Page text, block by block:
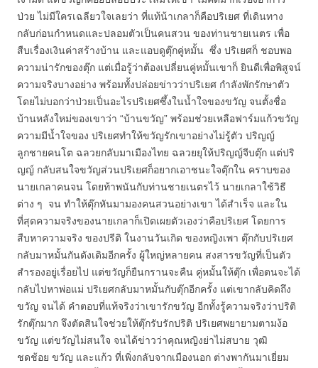
ป่วย ไม่มีใครเฉลียวใจเลยว่า ที่แท้น้าเกลาก็คือปริเยศ ที่เดินทาง
กลับก่อนกำหนดและปลอมตัวเป็นคนสวน ของท่านชายเนตร เพื่อ
สืบเรื่องเงินค่าสร้างบ้าน และแอบดูตุ๊กคู่หมั้น ซึ่ง ปริเยศก็ ชอบพอ
ความน่ารักของตุ๊ก แต่เมื่อรู้ว่าต้องเปลี่ยนคู่หมั้นเขาก็ ยินดีเพื่อพิสูจน์
ความจริงบางอย่าง พร้อมทั้งปล่อยข่าวว่าปริเยศ กำลังพักรักษาตัว
โดยไม่บอกว่าป่วยเป็นอะไรปริเยศซึ้งในน้ำใจของขวัญ จนตั้งชื่อ
บ้านหลังใหม่ของเขาว่า “บ้านขวัญ” พร้อมช่วยเหลือฟาร์มแก้วขวัญ
ความมีน้ำใจของ ปริเยศทำให้ขวัญรักเขาอย่างไม่รู้ตัว ปริญญ์
ลูกชายคนโต ฉลวยกลับมาเมืองไทย ฉลวยยุให้ปริญญ์จีบตุ๊ก แต่ปริ
ญญ์ กลับสนใจขวัญส่วนปริเยศก็อยากเอาชนะใจตุ๊กใน คราบของ
นายเกลาคนจน โดยท้าพนันกับท่านชายเนตรไว้ นายเกลาใช้วิธี
ต่าง ๆ จน ทำให้ตุ๊กหันมามองคนสวนอย่างเขา ได้สำเร็จ และใน
ที่สุดความจริงของนายเกลาก็เปิดเผยตัวเองว่าคือปริเยศ โดยการ
สืบหาความจริง ของปรีติ ในงานวันเกิด ของหญิงเพา ตุ๊กกับปริเยศ
กลับมาหมั้นกันดังเดิมอีกครั้ง ผู้ใหญ่หลายคน สงสารขวัญที่เป็นตัว
สำรองอยู่เรื่อยไป แต่ขวัญก็ยืนกรานจะคืน คู่หมั้นให้ตุ๊ก เพื่อตนจะได้
กลับไปหาพ่อแม่ ปริเยศกลับมาหมั้นกับตุ๊กอีกครั้ง แต่เขากลับคิดถึง
ขวัญ จนได้ คำตอบที่แท้จริงว่าเขารักขวัญ อีกทั้งรู้ความจริงว่าปริติ
รักตุ๊กมาก จึงตัดสินใจช่วยให้ตุ๊กรับรักปริติ ปริเยศพยายามตามง้อ
ขวัญ แต่ขวัญไม่สนใจ จนได้ข่าวว่าคุณหญิงย่าไม่สบาย วุฒิ
ชดช้อย ขวัญ และแก้ว ที่เพิ่งกลับจากเมืองนอก ต่างพากันมาเยี่ยม